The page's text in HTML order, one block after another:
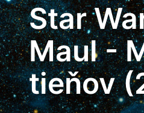
Star
Maul -
tieňov